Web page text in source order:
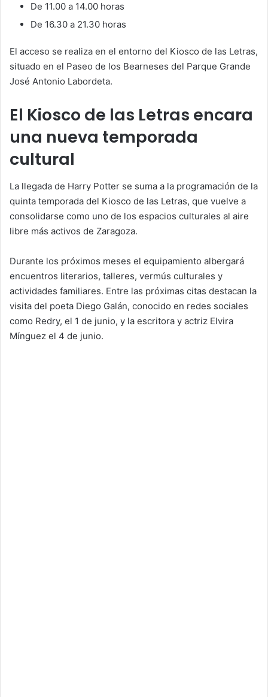
De 11.00 a 14.00 horas
De 16.30 a 21.30 horas
El acceso se realiza en el entorno del Kiosco de las Letras,
situado en el Paseo de los Bearneses del Parque Grande
José Antonio Labordeta.
El Kiosco de las Letras encara
una nueva temporada
cultural
La llegada de Harry Potter se suma a la programación de la
quinta temporada del Kiosco de las Letras, que vuelve a
consolidarse como uno de los espacios culturales al aire
libre más activos de Zaragoza.
Durante los próximos meses el equipamiento albergará
encuentros literarios, talleres, vermús culturales y
actividades familiares. Entre las próximas citas destacan la
visita del poeta Diego Galán, conocido en redes sociales
como Redry, el 1 de junio, y la escritora y actriz Elvira
Mínguez el 4 de junio.